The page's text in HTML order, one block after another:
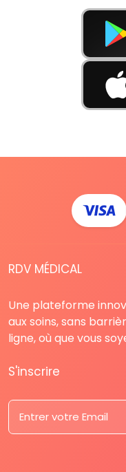
RDV MÉDICAL
Une plateforme
aux soins, sans
ligne, où que vous
S'inscrire